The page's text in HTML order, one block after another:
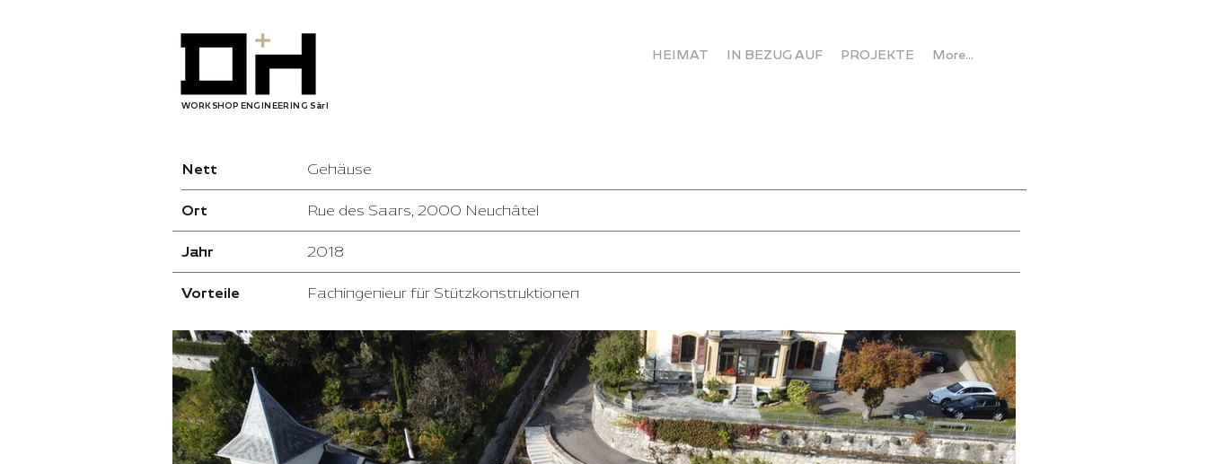
HEIMAT IN BEZUG AUF PROJEKTE More...
WORKSHOP ENGINEERING Sàrl
Nett Gehäuse
Ort Rue des Saars, 2000 Neuchâtel
Jahr 2018
Vorteile Fachingenieur für Stützkonstruktionen